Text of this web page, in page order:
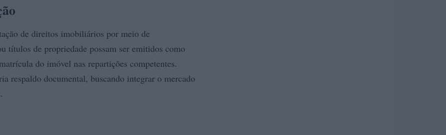
de direitos imobiliários por meio de
títulos de propriedade possam ser emitidos como
do imóvel nas repartições competentes.
respaldo documental, buscando integrar o mercado